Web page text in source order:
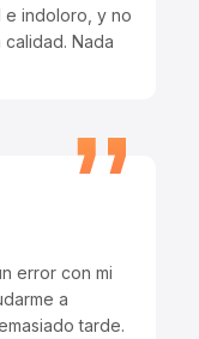
e indoloro, y no
Nada
error con mi
a
tarde.